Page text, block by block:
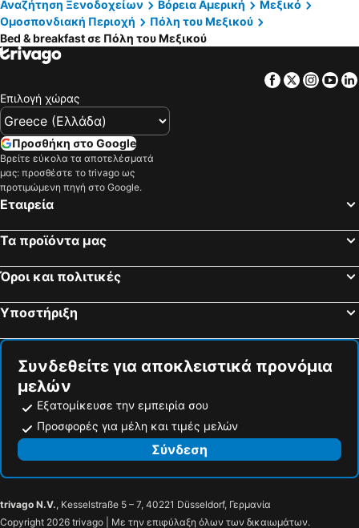
Αναζήτηση Ξενοδοχείων Βόρεια Αμερική
Μεξικό
Ομοσπονδιακή Περιοχή
Πόλη του Μεξικού
Bed & breakfast σε Πόλη του Μεξικού
Facebook
Twitter
Επιλογή χώρας
Προσθήκη στο Google
Βρείτε εύκολα τα αποτελέσματά
μας: προσθέστε το trivago ως
προτιμώμενη πηγή στο Google.
Εταιρεία
Τα προϊόντα μας
Όροι και πολιτικές
Υποστήριξη
Συνδεθείτε για αποκλειστικά προνόμια
μελών
Εξατομίκευσε την εμπειρία σου
Προσφορές για μέλη και τιμές μελών
Σύνδεση
trivago N.V., Kesselstraße 5 – 7, 40221 Düsseldorf, Γερμανία
Copyright 2026 trivago | Με την επιφύλαξη όλων των δικαιωμάτων.